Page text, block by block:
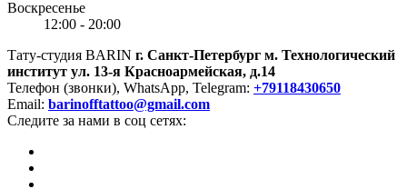
Воскресенье
12:00 - 20:00
Тату-студия BARIN г. Санкт-Петербург м. Технологический
институт ул. 13-я Красноармейская, д.14
Телефон (звонки), WhatsApp, Telegram: +79118430650
Email: barinofftattoo@gmail.com
Следите за нами в соц сетях: